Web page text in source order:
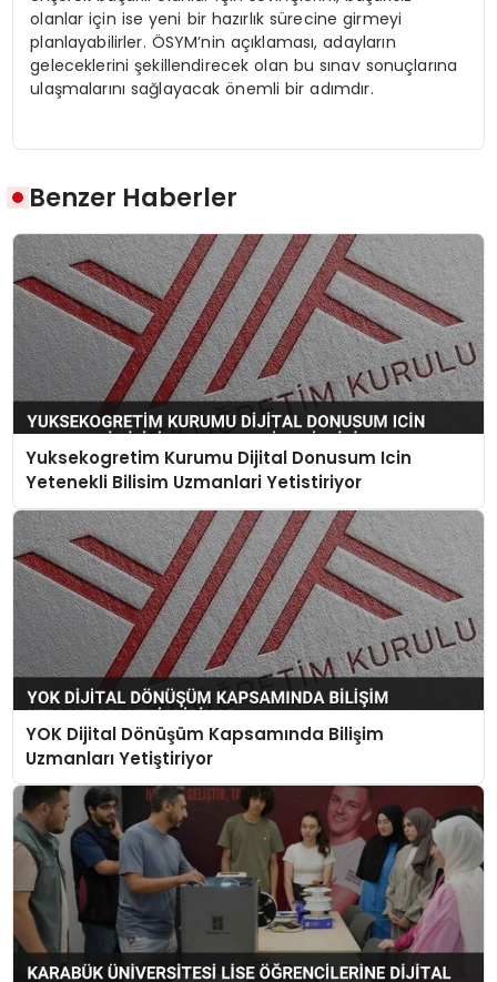
olanlar için ise yeni bir hazırlık sürecine girmeyi
planlayabilirler. ÖSYM’nin açıklaması, adayların
geleceklerini şekillendirecek olan bu sınav sonuçlarına
ulaşmalarını sağlayacak önemli bir adımdır.
Benzer Haberler
Yuksekogretim Kurumu Dijital Donusum Icin
Yetenekli Bilisim Uzmanlari Yetistiriyor
YOK Dijital Dönüşüm Kapsamında Bilişim
Uzmanları Yetiştiriyor